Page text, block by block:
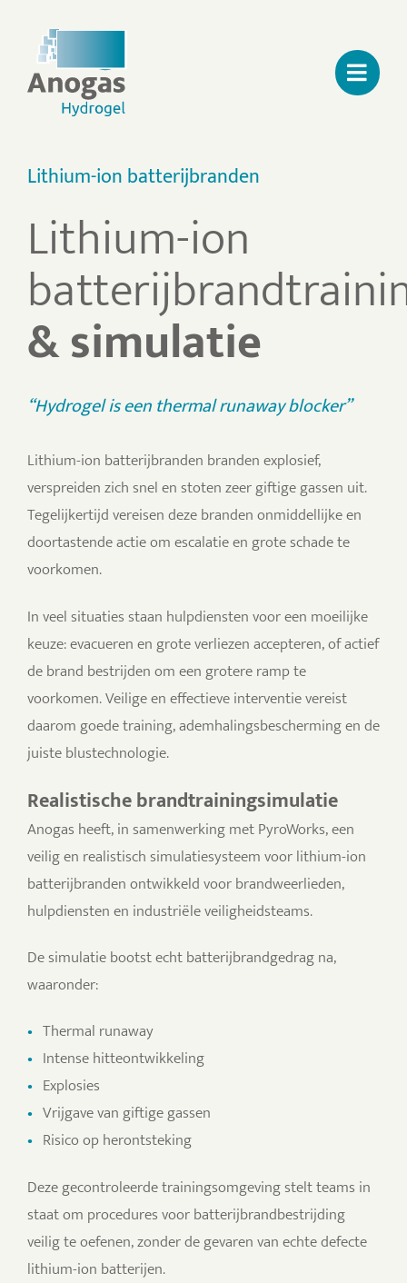
inhoud
Lithium-ion batterijbranden
Lithium-ion
& simulatie
“Hydrogel is een thermal runaway blocker”
Lithium-ion batterijbranden branden explosief,
verspreiden zich snel en stoten zeer giftige gassen uit.
Tegelijkertijd vereisen deze branden onmiddellijke en
doortastende actie om escalatie en grote schade te
voorkomen.
In veel situaties staan hulpdiensten voor een moeilijke
keuze: evacueren en grote verliezen accepteren, of actief
de brand bestrijden om een grotere ramp te
voorkomen. Veilige en effectieve interventie vereist
daarom goede training, ademhalingsbescherming en de
juiste blustechnologie.
Realistische brandtrainingsimulatie
Anogas heeft, in samenwerking met PyroWorks, een
veilig en realistisch simulatiesysteem voor lithium-ion
batterijbranden ontwikkeld voor brandweerlieden,
hulpdiensten en industriële veiligheidsteams.
De simulatie bootst echt batterijbrandgedrag na,
waaronder:
Thermal runaway
Intense hitteontwikkeling
Explosies
Vrijgave van giftige gassen
Risico op herontsteking
Deze gecontroleerde trainingsomgeving stelt teams in
staat om procedures voor batterijbrandbestrijding
veilig te oefenen, zonder de gevaren van echte defecte
lithium-ion batterijen.